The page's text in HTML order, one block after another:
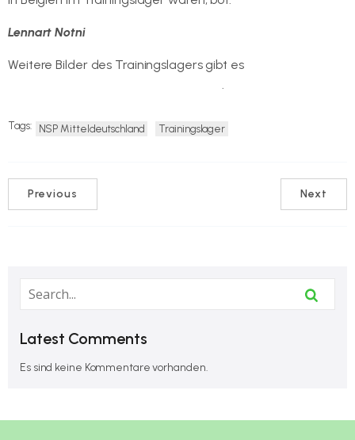
Lennart Notni
Weitere Bilder des Trainingslagers gibt es
.
Tags: NSP Mitteldeutschland Trainingslager
Previous Next
Latest Comments
Es sind keine Kommentare vorhanden.